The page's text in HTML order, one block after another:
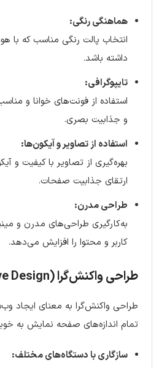
هماهنگی رنگی:
انتخاب پالت رنگی مناسب که با
داشته باشد.
تایپوگرافی:
استفاده از فونت‌های خوانا و
و جذابیت بصری.
استفاده از تصاویر و آیکون‌ها:
بهره‌گیری از تصاویر با کیفیت و
ارتقای جذابیت صفحات.
طراحی مدرن:
به‌کارگیری طراحی‌های مدرن و
کاربر و محتوا را افزایش می‌دهد.
طراحی واکنش‌گرا (Responsive Design)
طراحی واکنش‌گرا به معنای ایجاد
تمام اندازه‌های صفحه نمایش به
سازگاری با دستگاه‌های مختلف: